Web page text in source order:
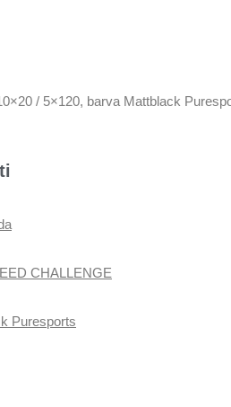
/ 5×120, barva Mattblack
CHALLENGE
Puresports